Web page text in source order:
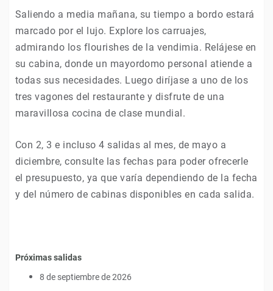
Saliendo a media mañana, su tiempo a bordo estará
marcado por el lujo. Explore los carruajes,
admirando los flourishes de la vendimia. Relájese en
su cabina, donde un mayordomo personal atiende a
todas sus necesidades. Luego diríjase a uno de los
tres vagones del restaurante y disfrute de una
maravillosa cocina de clase mundial.
Con 2, 3 e incluso 4 salidas al mes, de mayo a
diciembre, consulte las fechas para poder ofrecerle
el presupuesto, ya que varía dependiendo de la fecha
y del número de cabinas disponibles en cada salida.
Próximas salidas
8 de septiembre de 2026